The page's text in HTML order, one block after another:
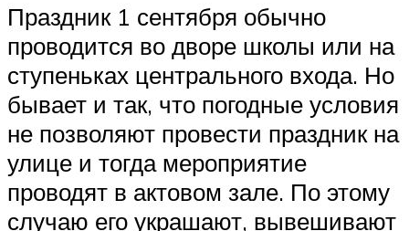
Праздник 1 сентября обычно
проводится во дворе школы или на
ступеньках центрального входа. Но
бывает и так, что погодные условия
не позволяют провести праздник на
улице и тогда мероприятие
проводят в актовом зале. По этому
случаю его украшают, вывешивают